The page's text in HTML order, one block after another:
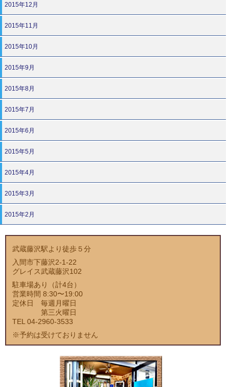
2015年12月
2015年11月
2015年10月
2015年9月
2015年8月
2015年7月
2015年6月
2015年5月
2015年4月
2015年3月
2015年2月
武蔵藤沢駅より徒歩５分
入間市下藤沢2-1-22
グレイス武蔵藤沢102
駐車場あり（計4台）
営業時間 8:30〜19:00
定休日 毎週月曜日
第三火曜日
TEL 04-2960-3533
※予約は受けておりません